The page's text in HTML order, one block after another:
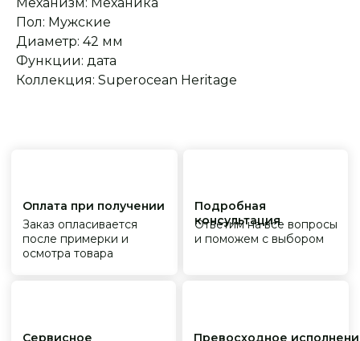
Пол: Мужские
Диаметр: 42 мм
Функции: дата
Коллекция: Superocean Heritage
Сервисное
обслуживание
На все товары
распространяется
обязательства